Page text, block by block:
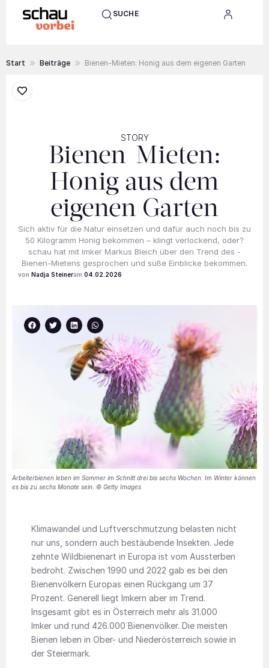
SUCHE
Start Beiträge Bienen-Mieten: Honig aus dem eigenen Garten
STORY
Bienen-Mieten:
Honig aus dem
eigenen Garten
Sich aktiv für die Natur einsetzen und dafür auch noch bis zu
50 Kilogramm Honig bekommen – klingt verlockend, oder?
schau hat mit Imker Markus Bleich über den Trend des ­
Bienen-Mietens gesprochen und süße Einblicke bekommen.
Nadja Steiner 04.02.2026
Arbeiterbienen leben im Sommer im Schnitt drei bis sechs Wochen. Im Winter können
es bis zu sechs Monate sein. © Getty Images
Klimawandel und Luftverschmutzung belasten nicht
nur uns, sondern auch bestäubende Insekten. Jede
zehnte Wildbienenart in Europa ist vom Aussterben
bedroht. Zwischen 1990 und 2022 gab es bei den
Bienenvölkern Europas einen Rückgang um 37
Prozent. Generell liegt Imkern aber im Trend.
Insgesamt gibt es in Österreich mehr als 31.000
Imker und rund 426.000 Bienenvölker. Die meisten
Bienen leben in Ober- und Niederösterreich sowie in
der Steiermark.